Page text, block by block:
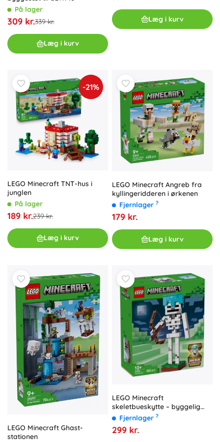
På lager
309 kr.339 kr.
Læg i kurv
Læg i kurv
-21%
LEGO Minecraft TNT-hus i
junglen
På lager
189 kr.239 kr.
Læg i kurv
LEGO Minecraft Angreb fra
kyllingeridderen i ørkenen
Fjernlager ?
179 kr.
Læg i kurv
LEGO Minecraft Ghast-
stationen
LEGO Minecraft
skeletbueskytte – byggelig
figurFjernlager ?
299 kr.